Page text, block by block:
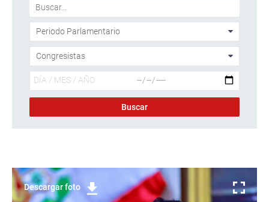
Descargar foto